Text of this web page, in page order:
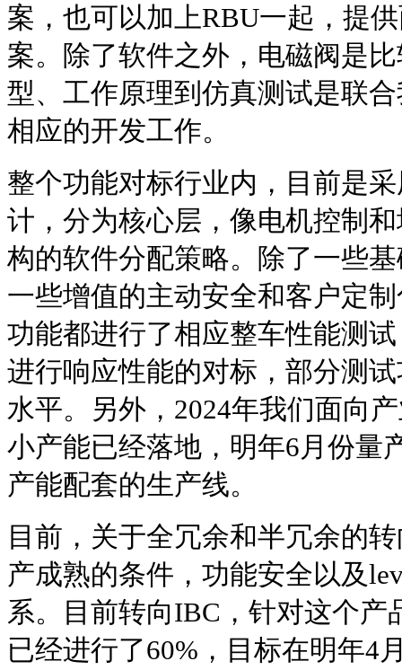
案，也可以加上RBU一起，提
案。除了软件之外，电磁阀是
型、工作原理到仿真测试是联
相应的开发工作。
整个功能对标行业内，目前是
计，分为核心层，像电机控制
构的软件分配策略。除了一些
一些增值的主动安全和客户定
功能都进行了相应整车性能测
进行响应性能的对标，部分测
水平。另外，2024年我们面向
小产能已经落地，明年6月份量
产能配套的生产线。
目前，关于全冗余和半冗余的
产成熟的条件，功能安全以及
系。目前转向IBC，针对这个产
已经进行了60%，目标在明年4